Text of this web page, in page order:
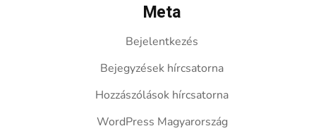
Meta
Bejelentkezés
Bejegyzések hírcsatorna
Hozzászólások hírcsatorna
WordPress Magyarország